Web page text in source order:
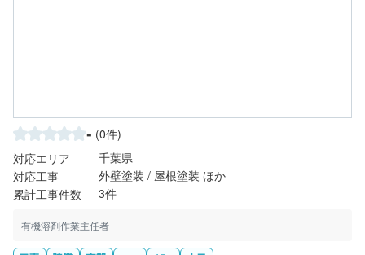
- (0件)
対応エリア
千葉県
対応工事
外壁塗装 / 屋根塗装 ほか
累計工事件数
3件
有機溶剤作業主任者